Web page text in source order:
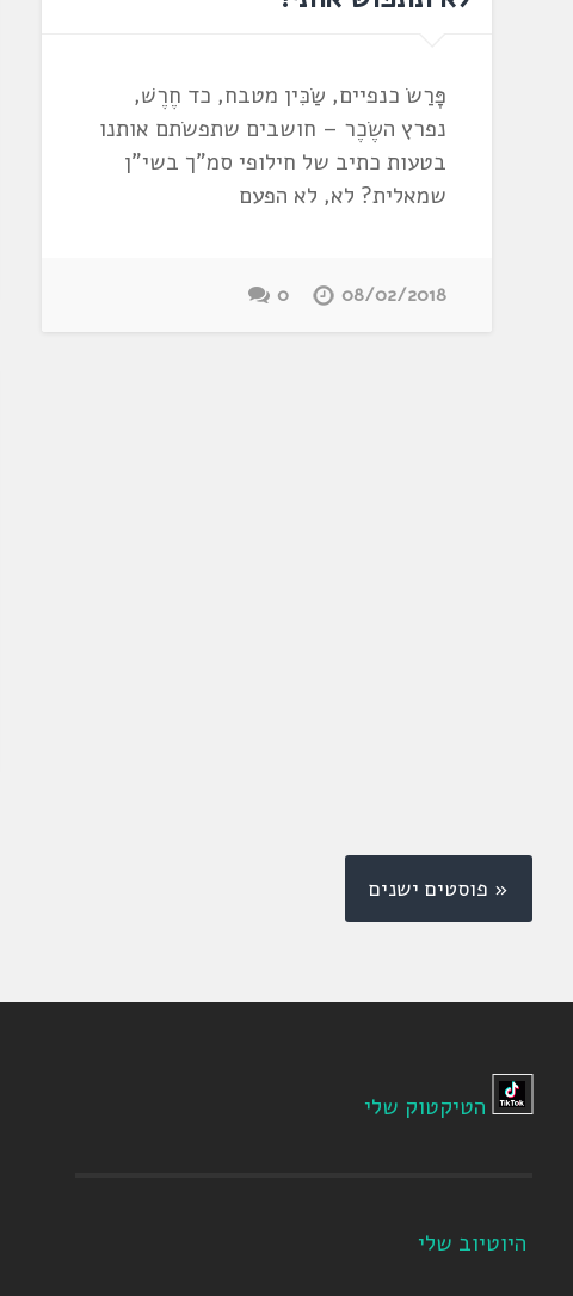
פָּרַשֹ כנפיים, שַׂכִּין מטבח, כד חֶרֶשׁ,
נפרץ השֶׂכֶר – חושבים שתפשֹתם אותנו
בטעות כתיב של חילופי סמ"ך בשי"ן
שמאלית? לא, לא הפעם
08/02/2018
0
« פוסטים ישנים
הטיקטוק שלי
היוטיוב שלי